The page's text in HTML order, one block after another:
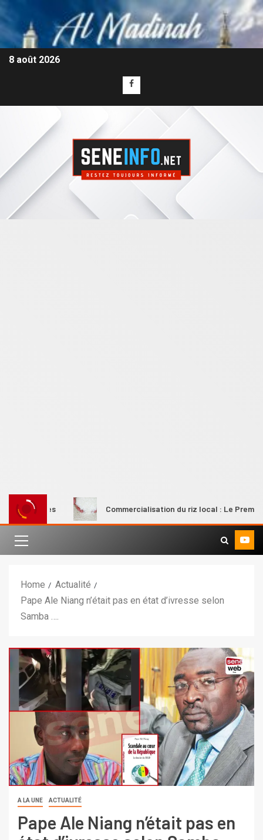
8 août 2026
Commercialisation du riz local : Le Premier
Home
Actualité
Pape Ale Niang n’était pas en état d’ivresse selon
Samba ….
A LA UNE ACTUALITÉ
Pape Ale Niang n’était pas en